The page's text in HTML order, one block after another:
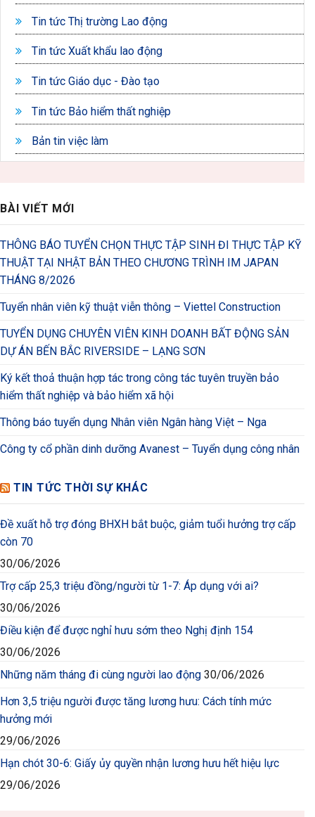
Tin tức Thị trường Lao động
Tin tức Xuất khẩu lao động
Tin tức Giáo dục - Đào tạo
Tin tức Bảo hiểm thất nghiệp
Bản tin việc làm
BÀI VIẾT MỚI
THÔNG BÁO TUYỂN CHỌN THỰC TẬP SINH ĐI THỰC TẬP KỸ
THUẬT TẠI NHẬT BẢN THEO CHƯƠNG TRÌNH IM JAPAN
THÁNG 8/2026
Tuyển nhân viên kỹ thuật viễn thông – Viettel Construction
TUYỂN DỤNG CHUYÊN VIÊN KINH DOANH BẤT ĐỘNG SẢN
DỰ ÁN BẾN BẮC RIVERSIDE – LẠNG SƠN
Ký kết thoả thuận hợp tác trong công tác tuyên truyền bảo
hiểm thất nghiệp và bảo hiểm xã hội
Thông báo tuyển dụng Nhân viên Ngân hàng Việt – Nga
Công ty cổ phần dinh dưỡng Avanest – Tuyển dụng công nhân
TIN TỨC THỜI SỰ KHÁC
Đề xuất hỗ trợ đóng BHXH bắt buộc, giảm tuổi hưởng trợ cấp
còn 70
30/06/2026
Trợ cấp 25,3 triệu đồng/người từ 1-7: Áp dụng với ai?
30/06/2026
Điều kiện để được nghỉ hưu sớm theo Nghị định 154
30/06/2026
Những năm tháng đi cùng người lao động 30/06/2026
Hơn 3,5 triệu người được tăng lương hưu: Cách tính mức
hưởng mới
29/06/2026
Hạn chót 30-6: Giấy ủy quyền nhận lương hưu hết hiệu lực
29/06/2026